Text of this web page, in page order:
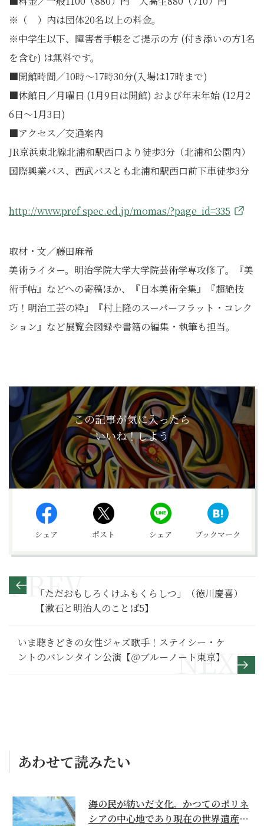
※（ ）内は団体20名以上の料金。
※中学生以下、障害者手帳をご提示の方 (付き添いの方1名
を含む) は無料です。
■開館時間／10時～17時30分(入場は17時まで)
■休館日／月曜日 (1月9日は開館) および年末年始 (12月2
6日〜1月3日)
■アクセス／交通案内
JR京浜東北線北浦和駅西口より徒歩3分（北浦和公園内）
国際興業バス、西武バスとも北浦和駅西口前下車徒歩3分
http://www.pref.spec.ed.jp/momas/?page_id=335
取材・文／藤田麻希
美術ライター。明治学院大学大学院芸術学専攻修了。『美
術手帖』 などへの寄稿ほか、『日本美術全集』『超絶技
巧！明治工芸の粋』
『村上隆のスーパーフラット・コレク
ション』 など展覧会図録や書籍の編集・執筆も担当。
この記事が気に入ったら
いいね！しよう
シェア ポスト シェア ブックマーク
「ただおもしろくけふもくらしつ」（徳川慶喜）
【漱石と明治人のことば5】
いま聴きどきの女性ジャズ歌手！ステイシー・ケ
ントのバレンタイン公演【＠ブルーノート東京】
あわせて読みたい
海の民が紡いだ文化。かつてのポリネ
シアの中心地であり現在の世界遺産か